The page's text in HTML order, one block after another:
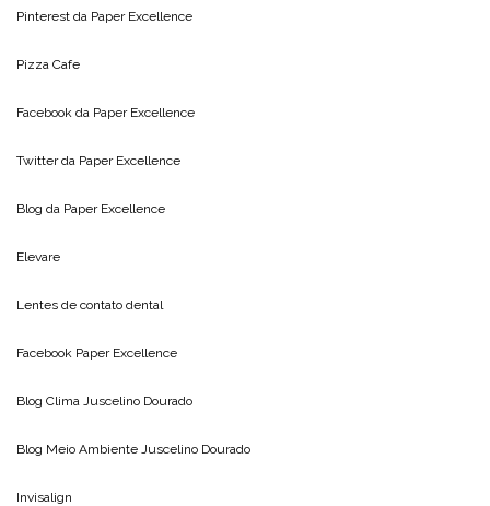
Pinterest da Paper Excellence
Pizza Cafe
Facebook da Paper Excellence
Twitter da Paper Excellence
Blog da Paper Excellence
Elevare
Lentes de contato dental
Facebook Paper Excellence
Blog Clima Juscelino Dourado
Blog Meio Ambiente Juscelino Dourado
Invisalign